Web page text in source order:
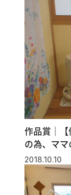
作品賞｜
の為、ママ
2018.10.10